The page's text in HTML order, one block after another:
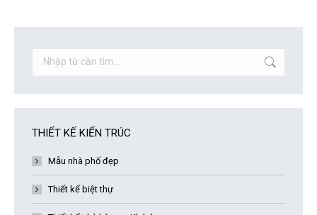
THIẾT KẾ KIẾN TRÚC
Mẫu nhà phố đẹp
Thiết kế biệt thự